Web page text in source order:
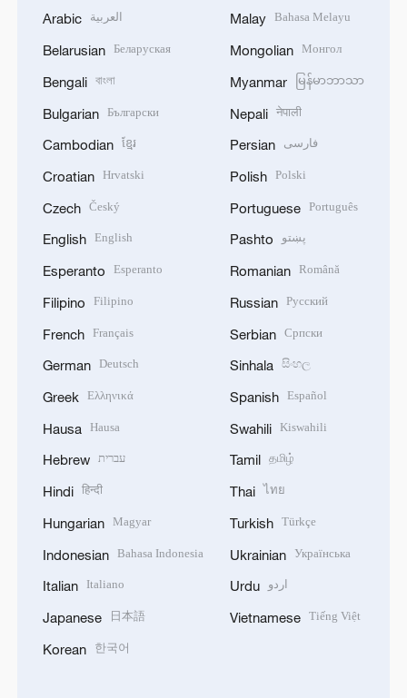
Arabic العربية
Belarusian Беларуская
Bengali বাংলা
Bulgarian Български
Cambodian ខ្មែរ
Croatian Hrvatski
Czech Český
English English
Esperanto Esperanto
Filipino Filipino
French Français
German Deutsch
Greek Ελληνικά
Hausa Hausa
Hebrew עברית
Hindi हिन्दी
Hungarian Magyar
Indonesian Bahasa Indonesia
Italian Italiano
Japanese 日本語
Korean 한국어
Malay Bahasa Melayu
Mongolian Монгол
Myanmar မြန်မာဘာသာ
Nepali नेपाली
Persian فارسی
Polish Polski
Portuguese Português
Pashto پښتو
Romanian Română
Russian Русский
Serbian Српски
Sinhala සිංහල
Spanish Español
Swahili Kiswahili
Tamil தமிழ்
Thai ไทย
Turkish Türkçe
Ukrainian Українська
Urdu اردو
Vietnamese Tiếng Việt